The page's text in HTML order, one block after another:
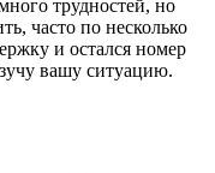
трудностей, но
часто по несколько
и остался номер
вашу ситуацию.